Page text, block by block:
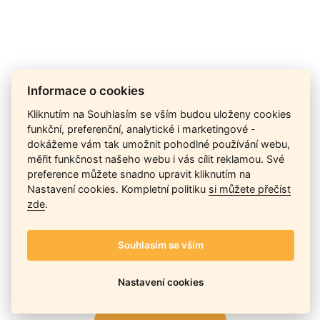
Cena na dotaz
Ceny závisí na množství kusů skladem, dostupnosti náhrad,
výkonnosti a atypičnosti daného modelu. Pokusíme se
nabídnoutaktuálněnejlepší cenu, a Vy si vyberete, co je pro
Vás nejvýhodnější.
Telefon / Email
Informace o cookies
Kliknutím na Souhlasím se vším budou uloženy cookies
funkční, preferenční, analytické i marketingové -
dokážeme vám tak umožnit pohodlné používání webu,
měřit funkčnost našeho webu i vás cílit reklamou. Své
preference můžete snadno upravit kliknutím na
Nastavení cookies. Kompletní politiku si můžete přečíst
zde.
Souhlasím se vším
Nastavení cookies